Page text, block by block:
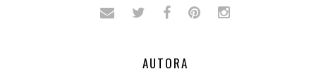
AUTORA